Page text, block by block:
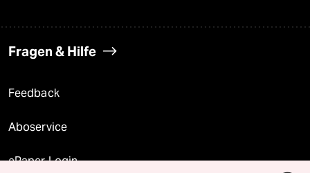
Fragen & Hilfe
Feedback
Aboservice
ePaper Login